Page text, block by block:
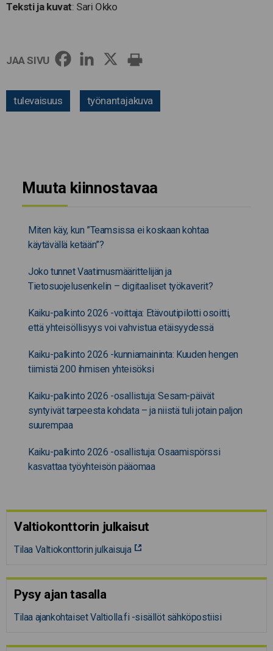
Teksti ja kuvat: Sari Okko
JAA SIVU
tulevaisuus työnantajakuva
Muuta kiinnostavaa
Miten käy, kun ”Teamsissa ei koskaan kohtaa
käytävällä ketään”?
Joko tunnet Vaatimusmäärittelijän ja
Tietosuojelusenkelin – digitaaliset työkaverit?
Kaiku-palkinto 2026 -voittaja: Etävoutipilotti osoitti,
että yhteisöllisyys voi vahvistua etäisyydessä
Kaiku-palkinto 2026 -kunniamaininta: Kuuden hengen
tiimistä 200 ihmisen yhteisöksi
Kaiku-palkinto 2026 -osallistuja: Sesam-päivät
syntyivät tarpeesta kohdata – ja niistä tuli jotain paljon
suurempaa
Kaiku-palkinto 2026 -osallistuja: Osaamispörssi
kasvattaa työyhteisön pääomaa
Valtiokonttorin julkaisut
Tilaa Valtiokonttorin julkaisuja
Pysy ajan tasalla
Tilaa ajankohtaiset Valtiolla.fi -sisällöt sähköpostiisi